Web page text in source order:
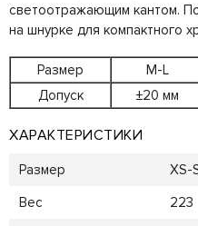
светоотражающим кантом.
на шнурке для компактного
Размер M-L
Допуск
±20 мм
ХАРАКТЕРИСТИКИ
Размер
XS-
Вес
223